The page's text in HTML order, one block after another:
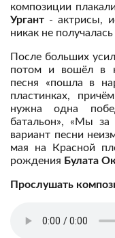
композиции
Ургант - актрисы,
никак не
После больших
потом и вошёл в
песня «пошла в
пластинках,
нужна одна
батальон», «Мы за
вариант песни
мая на Красной
рождения Булата
Прослушать